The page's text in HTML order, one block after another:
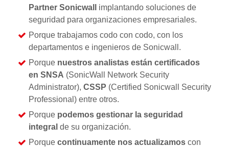
Partner Sonicwall implantando soluciones de
seguridad para organizaciones empresariales.
Porque trabajamos codo con codo, con los
departamentos e ingenieros de Sonicwall.
Porque nuestros analistas están certificados
en SNSA (SonicWall Network Security
Administrator), CSSP (Certified Sonicwall Security
Professional) entre otros.
Porque podemos gestionar la seguridad
integral de su organización.
Porque continuamente nos actualizamos con